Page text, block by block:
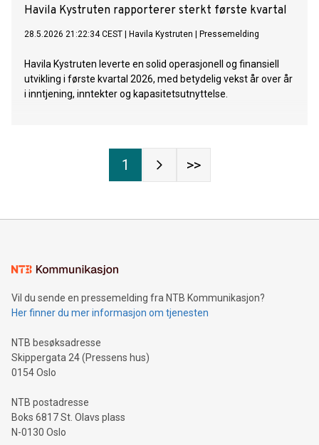
Havila Kystruten rapporterer sterkt første kvartal
28.5.2026 21:22:34 CEST Havila Kystruten Pressemelding
Havila Kystruten leverte en solid operasjonell og finansiell
utvikling i første kvartal 2026, med betydelig vekst år over år
i inntjening, inntekter og kapasitetsutnyttelse.
1 >>
Vil du sende en pressemelding fra NTB Kommunikasjon?
Her finner du mer informasjon om tjenesten
NTB besøksadresse
Skippergata 24 (Pressens hus)
0154 Oslo
NTB postadresse
Boks 6817 St. Olavs plass
N-0130 Oslo